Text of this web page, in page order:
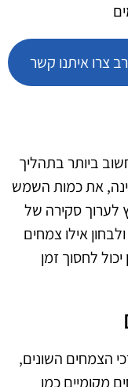
צרו איתנו קשר
ביותר בתהליך
את כמות השמש
לערוך סקירה של
אילו צמחים
לחסוך זמן
הצמחים השונים,
מקומיים כמו